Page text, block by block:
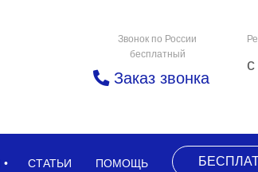
Звонок по России
бесплатный
Заказ звонка
СТАТЬИ ПОМОЩЬ